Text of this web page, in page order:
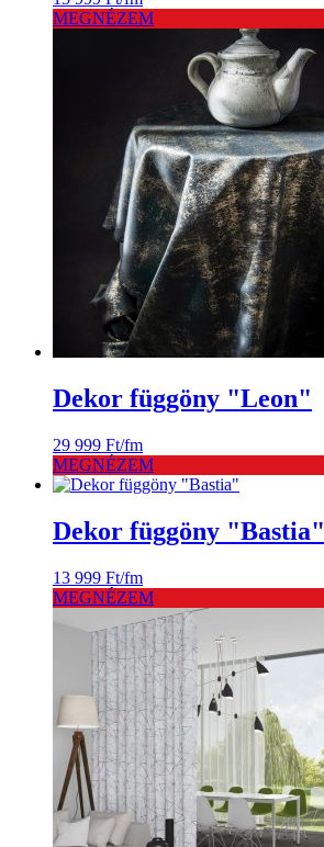
MEGNÉZEM
Dekor függöny "Leon"
29 999 Ft/fm
MEGNÉZEM
Dekor függöny "Bastia"
13 999 Ft/fm
MEGNÉZEM